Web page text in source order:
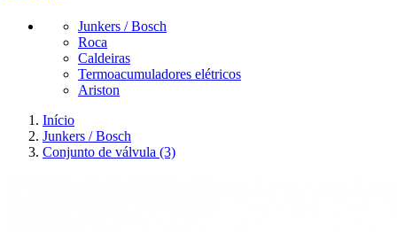
Junkers / Bosch
Roca
Caldeiras
Termoacumuladores elétricos
Ariston
Início
Junkers / Bosch
Conjunto de válvula (3)